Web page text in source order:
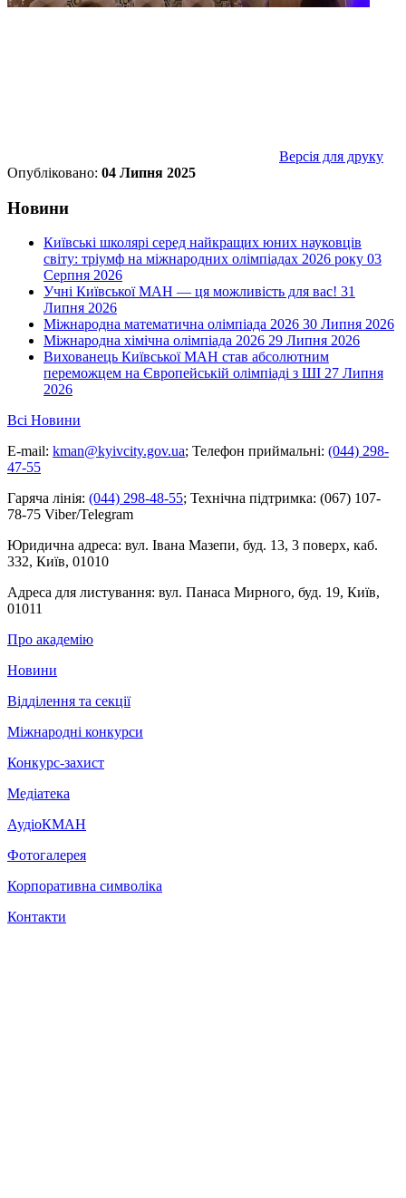
Версія для друку
Опубліковано: 04 Липня 2025
Новини
Київські школярі серед найкращих юних науковців
світу: тріумф на міжнародних олімпіадах 2026 року 03
Серпня 2026
Учні Київської МАН — ця можливість для вас! 31
Липня 2026
Міжнародна математична олімпіада 2026 30 Липня 2026
Міжнародна хімічна олімпіада 2026 29 Липня 2026
Вихованець Київської МАН став абсолютним
переможцем на Європейській олімпіаді з ШІ 27 Липня
2026
Всі Новини
E-mail: kman@kyivcity.gov.ua; Телефон приймальні: (044) 298-
47-55
Гаряча лінія: (044) 298-48-55; Технічна підтримка: (067) 107-
78-75 Viber/Telegram
Юридична адреса: вул. Івана Мазепи, буд. 13, 3 поверх, каб.
332, Київ, 01010
Адреса для листування: вул. Панаса Мирного, буд. 19, Київ,
01011
Про академію
Новини
Відділення та секції
Міжнародні конкурси
Конкурс-захист
Медіатека
АудіоКМАН
Фотогалерея
Корпоративна символіка
Контакти